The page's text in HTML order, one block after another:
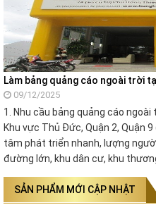
Làm bảng quảng cáo ngoài trời
09/12/2025
1. Nhu cầu bảng quảng cáo
Khu vực Thủ Đức, Quận 2, Quận
tâm phát triển nhanh, lượng
đường lớn, khu dân cư, khu
SẢN PHẨM MỚI CẬP NHẬT